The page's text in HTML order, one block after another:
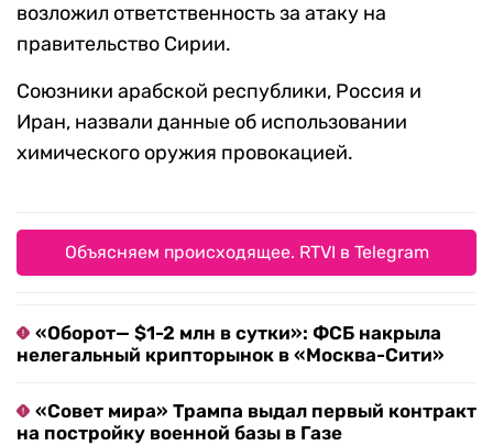
возложил ответственность за атаку на
правительство Сирии.
Союзники арабской республики, Россия и
Иран, назвали данные об использовании
химического оружия провокацией.
Объясняем происходящее. RTVI в Telegram
«Оборот— $1-2 млн в сутки»: ФСБ накрыла
нелегальный крипторынок в «Москва-Сити»
«Совет мира» Трампа выдал первый контракт
на постройку военной базы в Газе